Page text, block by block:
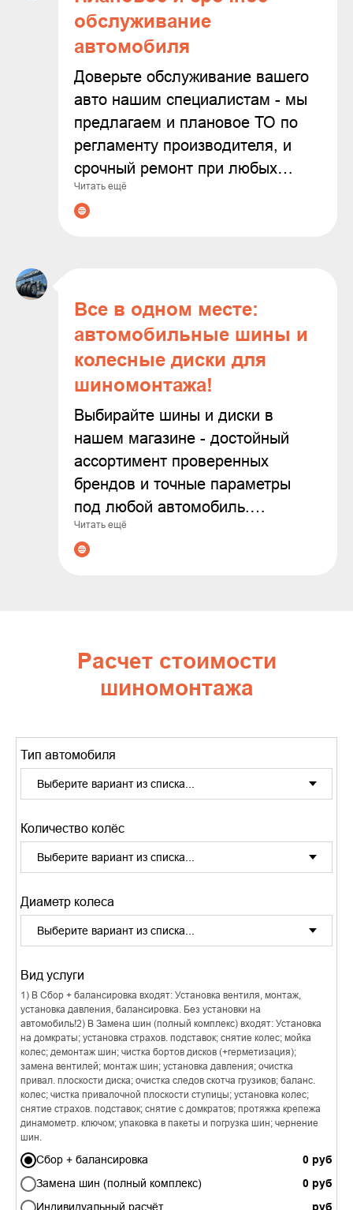
безопасность результата.
Доверяя нам заботу о колёсах
вашего автомобиля, вы можете
быть уверены в
профессионализме наших
мастеров и внимательном
подходе к каждой задаче.
обслуживание
автомобиля
Доверьте обслуживание вашего
авто нашим специалистам - мы
предлагаем и плановое ТО по
регламенту производителя, и
срочный ремонт при любых
неполадках. Современное
оборудование и опытные
ваш автомобиль будет служить
дольше, а поездки останутся
Читать ещё
Все в одном месте:
автомобильные шины и
колесные диски для
шиномонтажа!
Выбирайте шины и диски в
нашем магазине - достойный
ассортимент проверенных
брендов и точные параметры
под любой автомобиль.
Гарантируем оригинальные
товары, выгодные цены и
дороге!
Читать ещё
Расчет стоимости
шиномонтажа
Тип автомобиля
Количество колёс
Диаметр колеса
Вид услуги
1) В Сбор + балансировка входят: Установка вентиля, монтаж,
установка давления, балансировка. Без установки на
автомобиль!2) В Замена шин (полный комплекс) входят: Установка
на домкраты; установка страхов. подставок; снятие колес; мойка
колес; демонтаж шин; чистка бортов дисков (+герметизация);
замена вентилей; монтаж шин; установка давления; очистка
привал. плоскости диска; очистка следов скотча грузиков; баланс.
колес; чистка привалочной плоскости ступицы; установка колес;
снятие страхов. подставок; снятие с домкратов; протяжка крепежа
динамометр. ключом; упаковка в пакеты и погрузка шин; чернение
шин.
Сбор + балансировка
Замена шин (полный комплекс)
Индивидуальный расчёт